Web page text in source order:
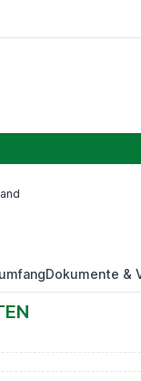
Digitalanzeige
Dokumente &